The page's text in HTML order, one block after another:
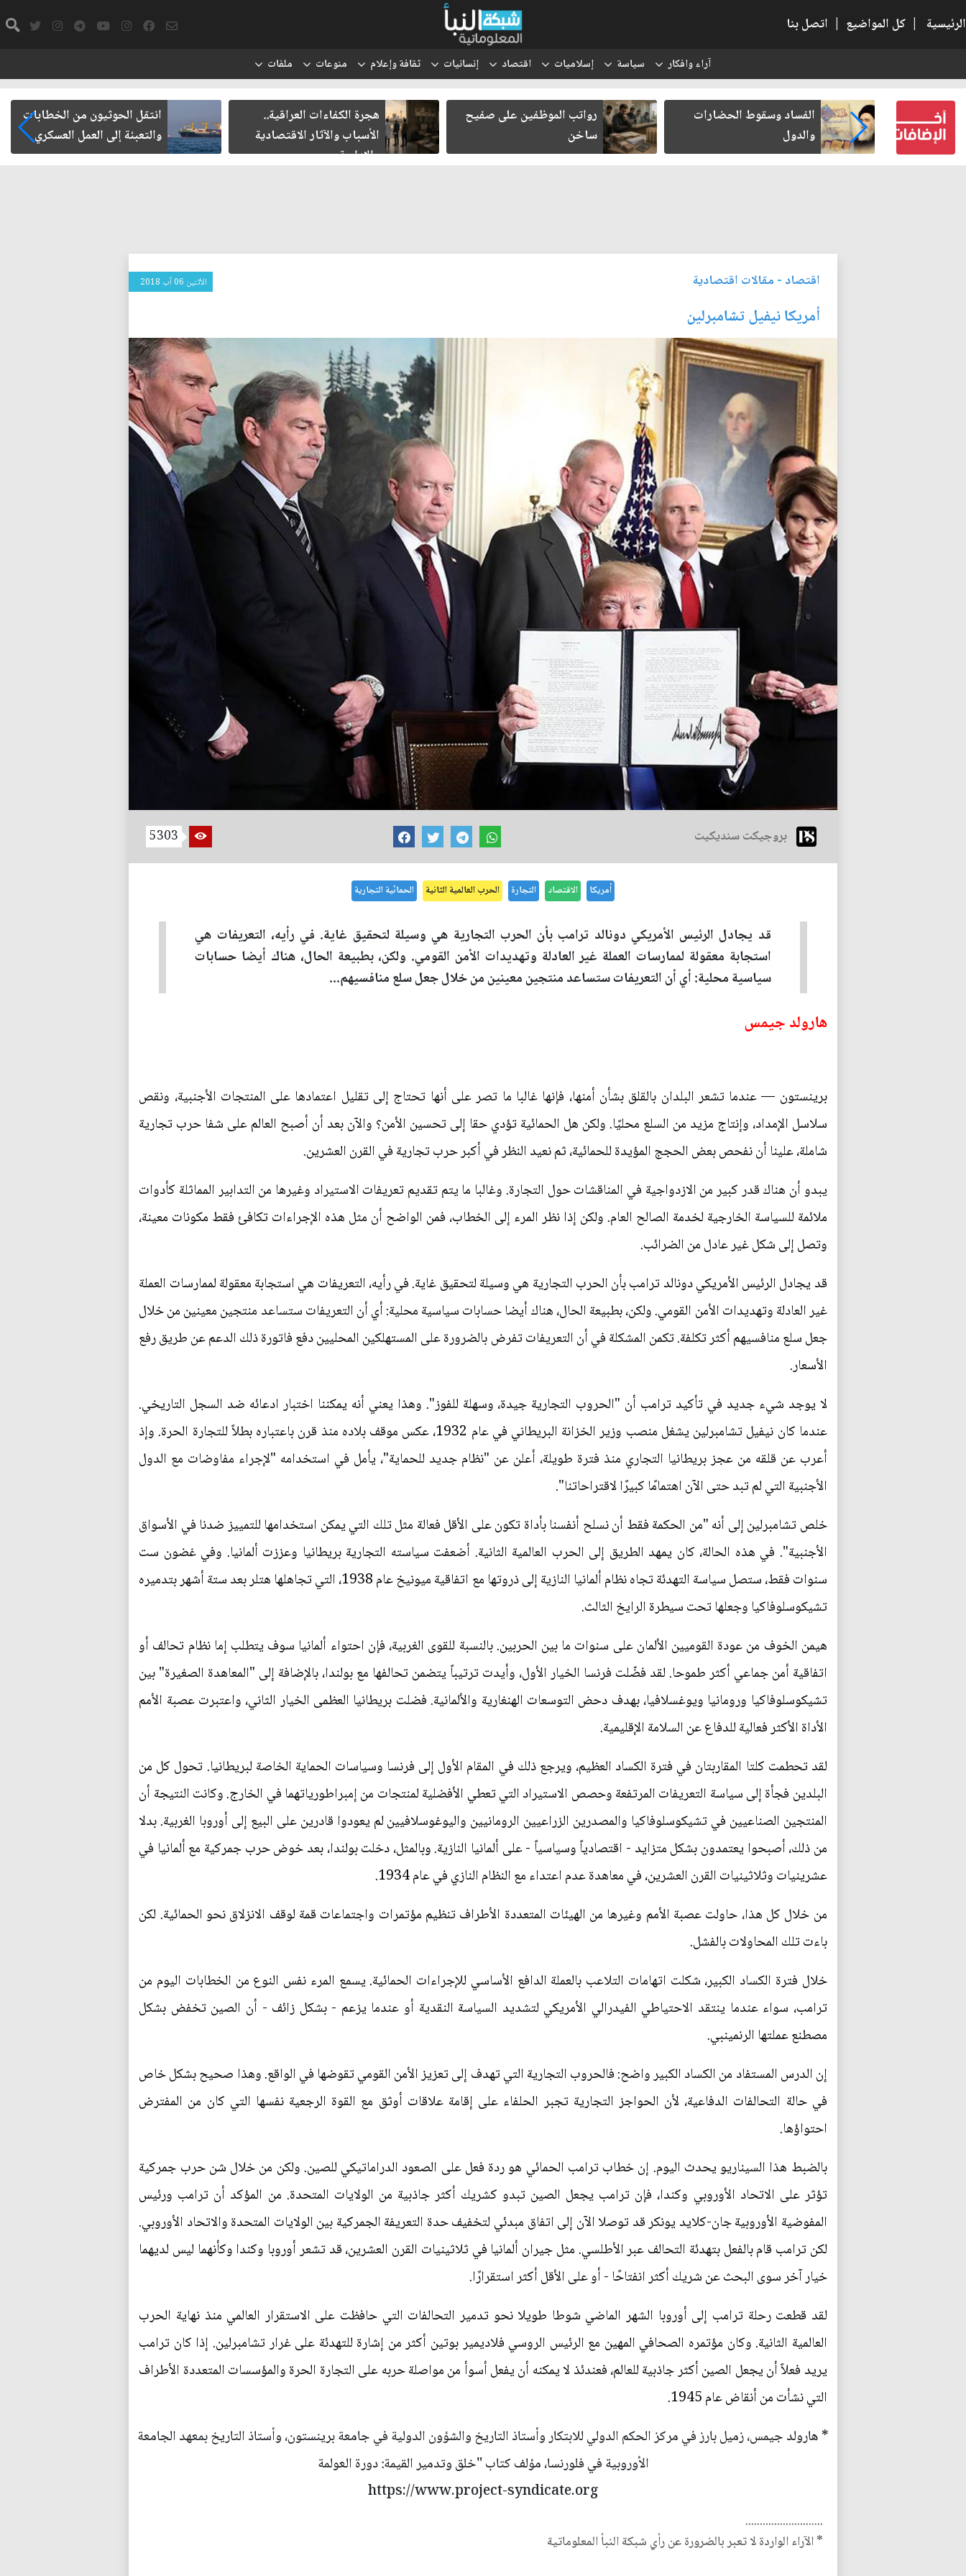
الرئيسية | كل المواضيع | اتصل بنا
آراء وافكار سياسة إسلاميات اقتصاد إنسانيات ثقافة وإعلام منوعات ملفات
كتب لنفسه
الفساد وسقوط الحضارات
والدول
رواتب الموظفين على صفيح
ساخن
هجرة الكفاءات العراقية..
الأسباب والآثار الاقتصادية
والإدارية
انتقل الحوثيون من الخطابات
والتعبئة إلى العمل العسكري
اقتصاد - مقالات اقتصادية الأثنين 06 آب 2018
أمريكا نيفيل تشامبرلين
بروجيكت سنديكيت 5303
أمريكا الاقتصاد التجارة الحرب العالمية الثانية الحمائية التجارية
قد يجادل الرئيس الأمريكي دونالد ترامب بأن الحرب التجارية هي وسيلة لتحقيق غاية. في رأيه، التعريفات هي
استجابة معقولة لممارسات العملة غير العادلة وتهديدات الأمن القومي. ولكن، بطبيعة الحال، هناك أيضا حسابات
سياسية محلية: أي أن التعريفات ستساعد منتجين معينين من خلال جعل سلع منافسيهم...
هارولد جيمس
برينستون — عندما تشعر البلدان بالقلق بشأن أمنها، فإنها غالبا ما تصر على أنها تحتاج إلى تقليل اعتمادها على المنتجات الأجنبية، ونقص
سلاسل الإمداد، وإنتاج مزيد من السلع محليًا. ولكن هل الحمائية تؤدي حقا إلى تحسين الأمن؟ والآن بعد أن أصبح العالم على شفا حرب تجارية
شاملة، علينا أن نفحص بعض الحجج المؤيدة للحمائية، ثم نعيد النظر في أكبر حرب تجارية في القرن العشرين.
يبدو أن هناك قدر كبير من الازدواجية في المناقشات حول التجارة. وغالبا ما يتم تقديم تعريفات الاستيراد وغيرها من التدابير المماثلة كأدوات
ملائمة للسياسة الخارجية لخدمة الصالح العام. ولكن إذا نظر المرء إلى الخطاب، فمن الواضح أن مثل هذه الإجراءات تكافئ فقط مكونات معينة،
وتصل إلى شكل غير عادل من الضرائب.
قد يجادل الرئيس الأمريكي دونالد ترامب بأن الحرب التجارية هي وسيلة لتحقيق غاية. في رأيه، التعريفات هي استجابة معقولة لممارسات العملة
غير العادلة وتهديدات الأمن القومي. ولكن، بطبيعة الحال، هناك أيضا حسابات سياسية محلية: أي أن التعريفات ستساعد منتجين معينين من خلال
جعل سلع منافسيهم أكثر تكلفة. تكمن المشكلة في أن التعريفات تفرض بالضرورة على المستهلكين المحليين دفع فاتورة ذلك الدعم عن طريق رفع
الأسعار.
لا يوجد شيء جديد في تأكيد ترامب أن "الحروب التجارية جيدة، وسهلة للفوز". وهذا يعني أنه يمكننا اختبار ادعائه ضد السجل التاريخي.
عندما كان نيفيل تشامبرلين يشغل منصب وزير الخزانة البريطاني في عام 1932، عكس موقف بلاده منذ قرن باعتباره بطلاً للتجارة الحرة. وإذ
أعرب عن قلقه من عجز بريطانيا التجاري منذ فترة طويلة، أعلن عن "نظام جديد للحماية"، يأمل في استخدامه "لإجراء مفاوضات مع الدول
الأجنبية التي لم تبد حتى الآن اهتمامًا كبيرًا لاقتراحاتنا".
خلص تشامبرلين إلى أنه "من الحكمة فقط أن نسلح أنفسنا بأداة تكون على الأقل فعالة مثل تلك التي يمكن استخدامها للتمييز ضدنا في الأسواق
الأجنبية". في هذه الحالة، كان يمهد الطريق إلى الحرب العالمية الثانية. أضعفت سياسته التجارية بريطانيا وعززت ألمانيا. وفي غضون ست
سنوات فقط، ستصل سياسة التهدئة تجاه نظام ألمانيا النازية إلى ذروتها مع اتفاقية ميونيخ عام 1938، التي تجاهلها هتلر بعد ستة أشهر بتدميره
تشيكوسلوفاكيا وجعلها تحت سيطرة الرايخ الثالث.
هيمن الخوف من عودة القوميين الألمان على سنوات ما بين الحربين. بالنسبة للقوى الغربية، فإن احتواء ألمانيا سوف يتطلب إما نظام تحالف أو
اتفاقية أمن جماعي أكثر طموحا. لقد فضّلت فرنسا الخيار الأول، وأيدت ترتيباً يتضمن تحالفها مع بولندا، بالإضافة إلى "المعاهدة الصغيرة" بين
تشيكوسلوفاكيا ورومانيا ويوغسلافيا، بهدف دحض التوسعات الهنغارية والألمانية. فضلت بريطانيا العظمى الخيار الثاني، واعتبرت عصبة الأمم
الأداة الأكثر فعالية للدفاع عن السلامة الإقليمية.
لقد تحطمت كلتا المقاربتان في فترة الكساد العظيم، ويرجع ذلك في المقام الأول إلى فرنسا وسياسات الحماية الخاصة لبريطانيا. تحول كل من
البلدين فجأة إلى سياسة التعريفات المرتفعة وحصص الاستيراد التي تعطي الأفضلية لمنتجات من إمبراطورياتهما في الخارج. وكانت النتيجة أن
المنتجين الصناعيين في تشيكوسلوفاكيا والمصدرين الزراعيين الرومانيين واليوغوسلافيين لم يعودوا قادرين على البيع إلى أوروبا الغربية. بدلا
من ذلك، أصبحوا يعتمدون بشكل متزايد - اقتصادياً وسياسياً - على ألمانيا النازية. وبالمثل، دخلت بولندا، بعد خوض حرب جمركية مع ألمانيا في
عشرينيات وثلاثينيات القرن العشرين، في معاهدة عدم اعتداء مع النظام النازي في عام 1934.
من خلال كل هذا، حاولت عصبة الأمم وغيرها من الهيئات المتعددة الأطراف تنظيم مؤتمرات واجتماعات قمة لوقف الانزلاق نحو الحمائية. لكن
باءت تلك المحاولات بالفشل.
خلال فترة الكساد الكبير، شكلت اتهامات التلاعب بالعملة الدافع الأساسي للإجراءات الحمائية. يسمع المرء نفس النوع من الخطابات اليوم من
ترامب، سواء عندما ينتقد الاحتياطي الفيدرالي الأمريكي لتشديد السياسة النقدية أو عندما يزعم - بشكل زائف - أن الصين تخفض بشكل
مصطنع عملتها الرنمينبي.
إن الدرس المستفاد من الكساد الكبير واضح: فالحروب التجارية التي تهدف إلى تعزيز الأمن القومي تقوضها في الواقع. وهذا صحيح بشكل خاص
في حالة التحالفات الدفاعية، لأن الحواجز التجارية تجبر الحلفاء على إقامة علاقات أوثق مع القوة الرجعية نفسها التي كان من المفترض
احتواؤها.
بالضبط هذا السيناريو يحدث اليوم. إن خطاب ترامب الحمائي هو ردة فعل على الصعود الدراماتيكي للصين. ولكن من خلال شن حرب جمركية
تؤثر على الاتحاد الأوروبي وكندا، فإن ترامب يجعل الصين تبدو كشريك أكثر جاذبية من الولايات المتحدة. من المؤكد أن ترامب ورئيس
المفوضية الأوروبية جان-كلايد يونكر قد توصلا الآن إلى اتفاق مبدئي لتخفيف حدة التعريفة الجمركية بين الولايات المتحدة والاتحاد الأوروبي.
لكن ترامب قام بالفعل بتهدئة التحالف عبر الأطلسي. مثل جيران ألمانيا في ثلاثينيات القرن العشرين، قد تشعر أوروبا وكندا وكأنهما ليس لديهما
خيار آخر سوى البحث عن شريك أكثر انفتاحًا - أو على الأقل أكثر استقرارًا.
لقد قطعت رحلة ترامب إلى أوروبا الشهر الماضي شوطا طويلا نحو تدمير التحالفات التي حافظت على الاستقرار العالمي منذ نهاية الحرب
العالمية الثانية. وكان مؤتمره الصحافي المهين مع الرئيس الروسي فلاديمير بوتين أكثر من إشارة للتهدئة على غرار تشامبرلين. إذا كان ترامب
يريد فعلاً أن يجعل الصين أكثر جاذبية للعالم، فعندئذ لا يمكنه أن يفعل أسوأ من مواصلة حربه على التجارة الحرة والمؤسسات المتعددة الأطراف
التي نشأت من أنقاض عام 1945.
* هارولد جيمس، زميل بارز في مركز الحكم الدولي للابتكار وأستاذ التاريخ والشؤون الدولية في جامعة برينستون، وأستاذ التاريخ بمعهد الجامعة
الأوروبية في فلورنسا، مؤلف كتاب "خلق وتدمير القيمة: دورة العولمة
https://www.project-syndicate.org
...........................
* الآراء الواردة لا تعبر بالضرورة عن رأي شبكة النبأ المعلوماتية